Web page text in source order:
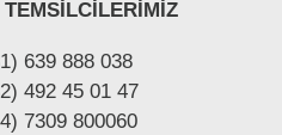
639 888 038
492 45 01 47
‪7309 800060‬